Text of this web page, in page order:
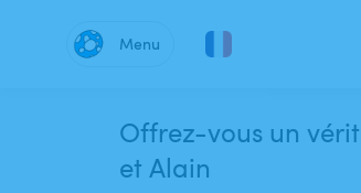
Menu
Offrez-vous un
et Alain